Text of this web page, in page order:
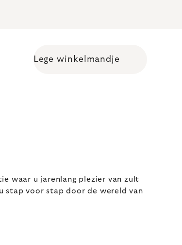
Shopping cart
Lege winkelmandje
waar u jarenlang plezier van zult
stap voor stap door de wereld van